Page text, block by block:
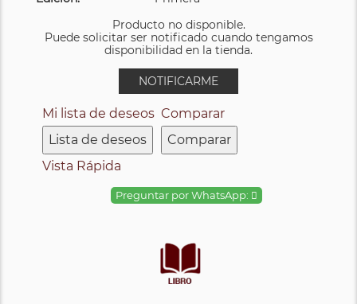
Producto no disponible.
Puede solicitar ser notificado cuando tengamos
disponibilidad en la tienda.
NOTIFICARME
Mi lista de deseos
Lista de deseos
Comparar
Comparar
Vista Rápida
Preguntar por WhatsApp: